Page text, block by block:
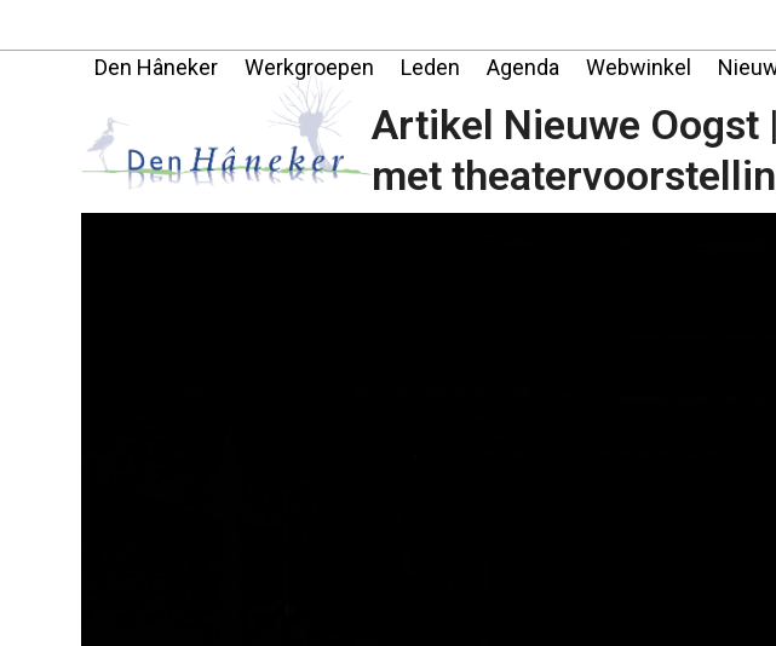
Den Hâneker Werkgroepen Leden Agenda Webwinkel
Artikel Nieuwe Oogst
met